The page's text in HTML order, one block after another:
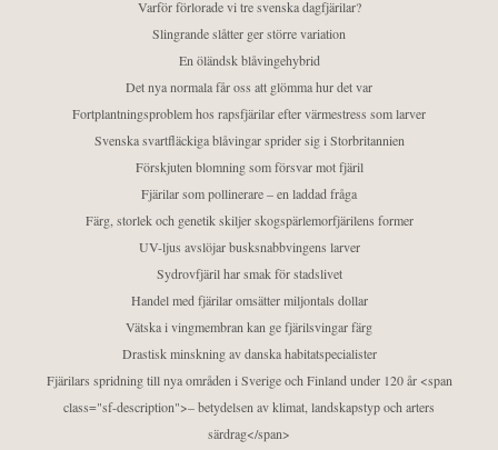
Varför förlorade vi tre svenska dagfjärilar?
Slingrande slåtter ger större variation
En öländsk blåvingehybrid
Det nya normala får oss att glömma hur det var
Fortplantningsproblem hos rapsfjärilar efter värmestress som larver
Svenska svartfläckiga blåvingar sprider sig i Storbritannien
Förskjuten blomning som försvar mot fjäril
Fjärilar som pollinerare – en laddad fråga
Färg, storlek och genetik skiljer skogspärlemorfjärilens former
UV-ljus avslöjar busksnabbvingens larver
Sydrovfjäril har smak för stadslivet
Handel med fjärilar omsätter miljontals dollar
Vätska i vingmembran kan ge fjärilsvingar färg
Drastisk minskning av danska habitatspecialister
Fjärilars spridning till nya områden i Sverige och Finland under 120 år <span
class="sf-description">– betydelsen av klimat, landskapstyp och arters
särdrag</span>